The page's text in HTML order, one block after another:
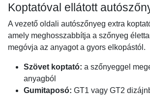
Koptatóval ellátott
A vezető oldali autószőnyeg extra
amely meghosszabbítja a szőnyeg
megóvja az anyagot a gyors elkopástól.
Szövet koptató: a szőnyeggel
anyagból
Gumitaposó: GT1 vagy GT2